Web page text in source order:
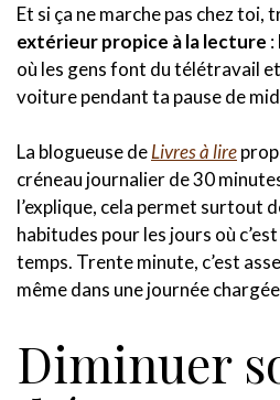
Et si ça ne marche pas chez toi,
extérieur propice à la lecture :
où les gens font du télétravail
voiture pendant ta pause de
La blogueuse deLivres àlire
créneau journalier de 30
l’explique, cela permet surtout
habitudes pour les jours où
temps. Trente minute, c’est
même dans une journée
Diminuer